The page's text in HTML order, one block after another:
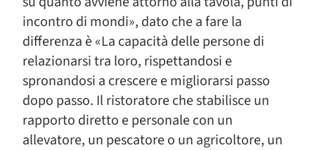
incontro di mondi», dato che a fare la
differenza è «La capacità delle persone di
relazionarsi tra loro, rispettandosi e
spronandosi a crescere e migliorarsi passo
dopo passo. Il ristoratore che stabilisce un
rapporto diretto e personale con un
allevatore, un pescatore o un agricoltore, un